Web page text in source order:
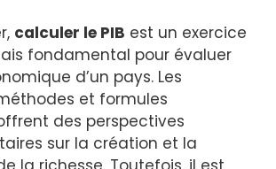
calculer le PIB est un exercice
fondamental pour évaluer
d’un pays. Les
et formules
des perspectives
sur la création et la